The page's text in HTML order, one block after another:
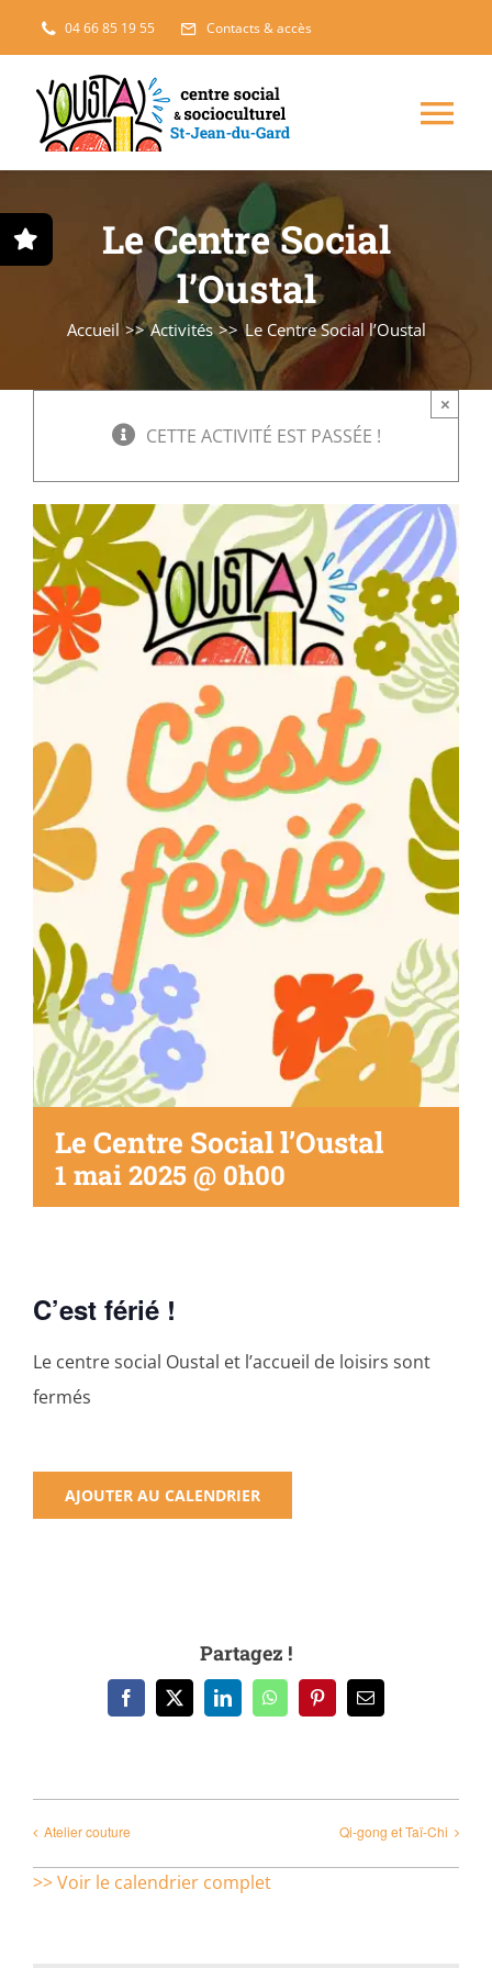
Passer
au
contenu
04 66 85 19 55 Contacts & accès
Projets solidaires
L’accueil
Séniors, Vie locale
Contacts
Le Centre Social
l’Oustal
Accueil Activités Le Centre Social l’Oustal
CETTE ACTIVITÉ EST PASSÉE !
×
Le Centre Social l’Oustal
1 mai 2025 @ 0h00
C’est férié !
Le centre social Oustal et l’accueil de loisirs sont
fermés
AJOUTER AU CALENDRIER
Partagez !
Facebook
X LinkedInWhatsAppPinterestEmail
Atelier couture Qi-gong et Taï-Chi
>> Voir le calendrier complet